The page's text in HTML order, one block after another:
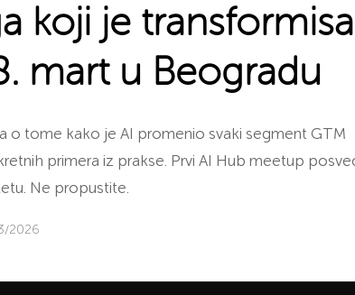
koji je
mart u Beogradu
o tome kako je AI promenio svaki segment GTM
primera iz prakse. Prvi AI Hub meetup
Ne propustite.
2026